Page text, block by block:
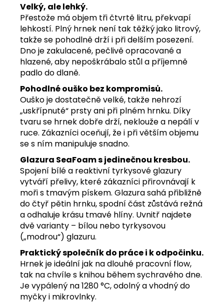
Velký, ale lehký.
Přestože má objem tři čtvrtě litru, překvapí
lehkostí. Plný hrnek není tak těžký jako litrový,
takže se pohodlně drží i při delším posezení.
Dno je zakulacené, pečlivě opracované a
hlazené, aby nepoškrábalo stůl a příjemně
padlo do dlaně.
Pohodlné ouško bez kompromisů.
Ouško je dostatečně velké, takže nehrozí
„uskřípnuté“ prsty ani při plném hrnku. Díky
tvaru se hrnek dobře drží, neklouže a nepálí v
ruce. Zákazníci oceňují, že i při větším objemu
se s ním manipuluje snadno.
Glazura SeaFoam s jedinečnou kresbou.
Spojení bílé a reaktivní tyrkysové glazury
vytváří přelivy, které zákazníci přirovnávají k
moři s tmavým pískem. Glazura sahá přibližně
do čtyř pětin hrnku, spodní část zůstává režná
a odhaluje krásu tmavé hlíny. Uvnitř najdete
dvě varianty – bílou nebo tyrkysovou
(„modrou“) glazuru.
Praktický společník do práce i k odpočinku.
Hrnek je ideální jak na dlouhé pracovní flow,
tak na chvíle s knihou během sychravého dne.
Je vypálený na 1280 °C, odolný a vhodný do
myčky i mikrovlnky.